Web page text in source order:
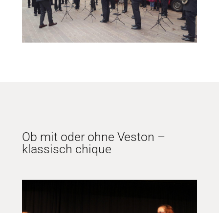
Ob mit oder ohne Veston –
klassisch chique